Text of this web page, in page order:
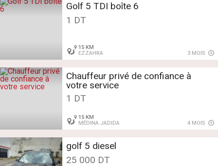
Golf 5 TDI boîte 6
1 DT
15 KM
EZZAHRA
3 MOIS
Chauffeur privé de confiance à
votre service
1 DT
15 KM
MÉDINA JADIDA
4 MOIS
golf 5 diesel
25 000 DT